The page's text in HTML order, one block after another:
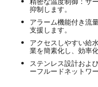
抑制します。
アラーム機能付き流
支援します。
アクセスしやすい給
業を簡素化し、効率化
ステンレス設計およ
ーフルードネットワ